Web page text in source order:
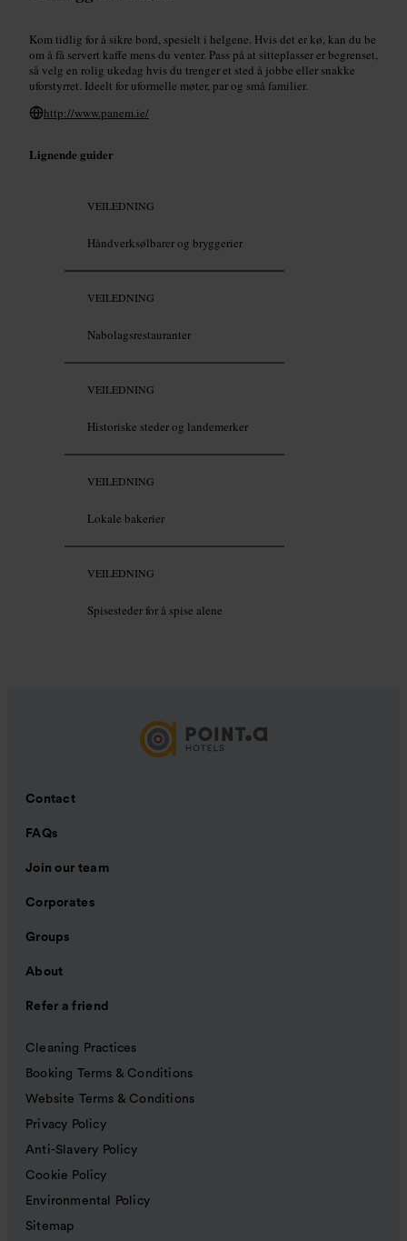
Kom tidlig for å sikre bord, spesielt i helgene. Hvis det er kø, kan du be
om å få servert kaffe mens du venter. Pass på at sitteplasser er begrenset,
så velg en rolig ukedag hvis du trenger et sted å jobbe eller snakke
uforstyrret. Ideelt for uformelle møter, par og små familier.
http://www.panem.ie/
Lignende guider
VEILEDNING
Håndverksølbarer og bryggerier
VEILEDNING
Nabolagsrestauranter
VEILEDNING
Historiske steder og landemerker
VEILEDNING
Lokale bakerier
VEILEDNING
Spisesteder for å spise alene
Contact
FAQs
Join our team
Corporates
Groups
About
Refer a friend
Cleaning Practices
Booking Terms & Conditions
Website Terms & Conditions
Privacy Policy
Anti-Slavery Policy
Cookie Policy
Environmental Policy
Sitemap